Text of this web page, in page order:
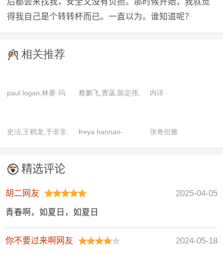
得我自己是个转转杯而已。一直以为。谁知道呢？
相关推荐
paul logan,林赛·玛
尼·帕卡
蔡鹏飞,曹菡,陈定伟,
伍月,伊鸣,邹超军
内详
史洁,王鹤龙,于非非,
freya hannan-
rayner,安德烈亚·布
乔,康妮·布里登,乔瓦
尼·索罗菲瓦,托马索·
巴西利,亚历山德罗·
张奇但雅
精选评论
胡二网友
2025-04-05
青春啊，如夏日，如夏日
你不要过来啊网友
2024-05-18